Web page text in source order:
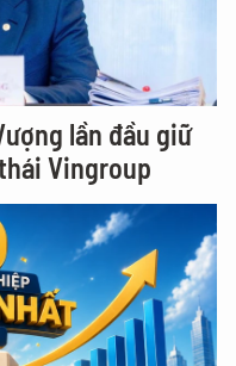
lần đầu giữ
Vingroup